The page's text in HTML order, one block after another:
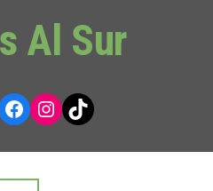
Al Sur
Facebook
Instagram
TikTok